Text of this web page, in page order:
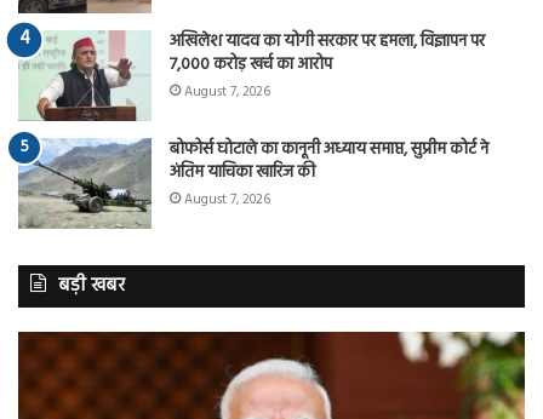
अखिलेश यादव का योगी सरकार पर हमला, विज्ञापन पर
7,000 करोड़ खर्च का आरोप
August 7, 2026
बोफोर्स घोटाले का कानूनी अध्याय समाप्त, सुप्रीम कोर्ट ने
अंतिम याचिका खारिज की
August 7, 2026
बड़ी खबर